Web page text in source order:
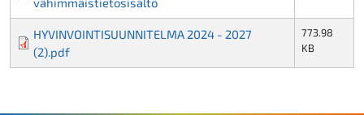
HYVINVOINTISUUNNITELMA 2024 - 2027
(2).pdf
773.98
KB